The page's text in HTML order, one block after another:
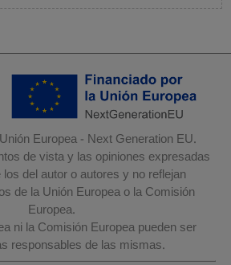
Europea - Next Generation EU.
de vista y las opiniones expresadas
del autor o autores y no reflejan
de la Unión Europea o la Comisión
Europea.
ni la Comisión Europea pueden ser
responsables de las mismas.